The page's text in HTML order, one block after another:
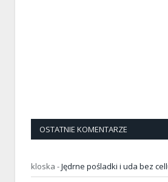
OSTATNIE KOMENTARZE
kloska -Jędrne pośladki i uda bez